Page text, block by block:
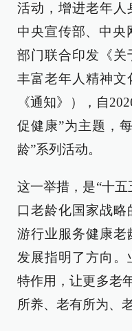
活动，增进老年人
中央宣传部、中央
部门联合印发《关
丰富老年人精神文
《通知》），自
促健康”为主题，
龄”系列活动。
这一举措，是“十五
口老龄化国家战
游行业服务健康老
发展指明了方向。
特作用，让更多老
所养、老有所为、